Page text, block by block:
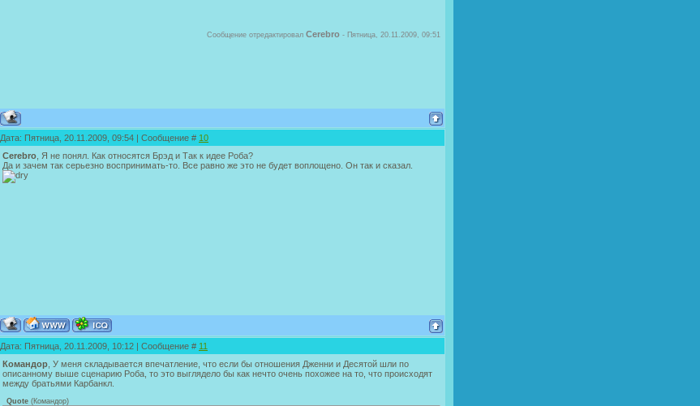
Сообщение отредактировал Cerebro - Пятница, 20.11.2009, 09:51
Дата: Пятница, 20.11.2009, 09:54 | Сообщение # 10
Cerebro , Я не понял. Как относятся Брэд и Так к идее Роба?
Да и зачем так серьезно воспринимать-то. Все равно же это не будет воплощено. Он так и сказал.
Дата: Пятница, 20.11.2009, 10:12 | Сообщение # 11
Командор , У меня складывается впечатление, что если бы отношения Дженни и Десятой шли по
описанному выше сценарию Роба, то это выглядело бы как нечто очень похожее на то, что происходят
между братьями Карбанкл.
Quote (Командор)